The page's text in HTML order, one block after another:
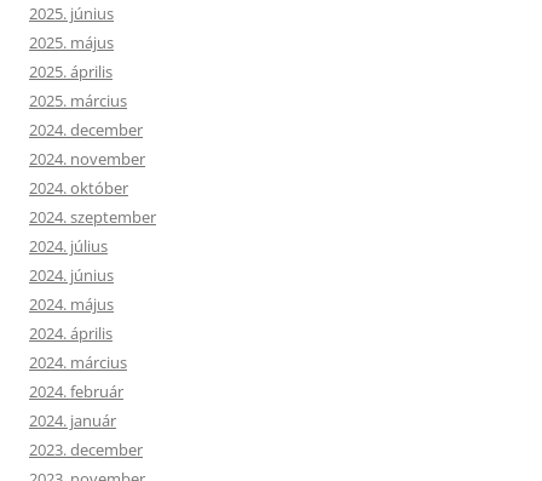
2025. június
2025. május
2025. április
2025. március
2024. december
2024. november
2024. október
2024. szeptember
2024. július
2024. június
2024. május
2024. április
2024. március
2024. február
2024. január
2023. december